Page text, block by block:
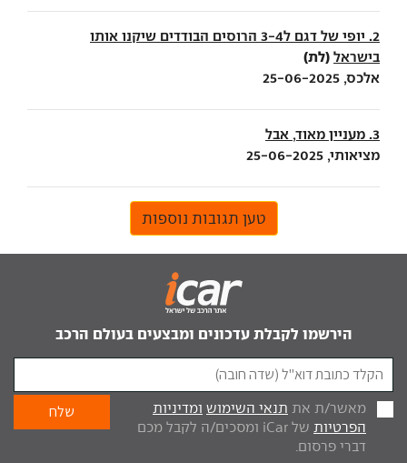
2. יופי של דגם ל3-4 הרוסים הבודדים שיקנו אותו
בישראל (לת)
אלכס, 25-06-2025
3. מעניין מאוד, אבל
מציאותי, 25-06-2025
טען תגובות נוספות
הירשמו לקבלת עדכונים ומבצעים בעולם הרכב
מאשר/ת את תנאי השימוש ומדיניות
הפרטיות
של iCar ומסכים/ה לקבל מכם
דברי פרסום.